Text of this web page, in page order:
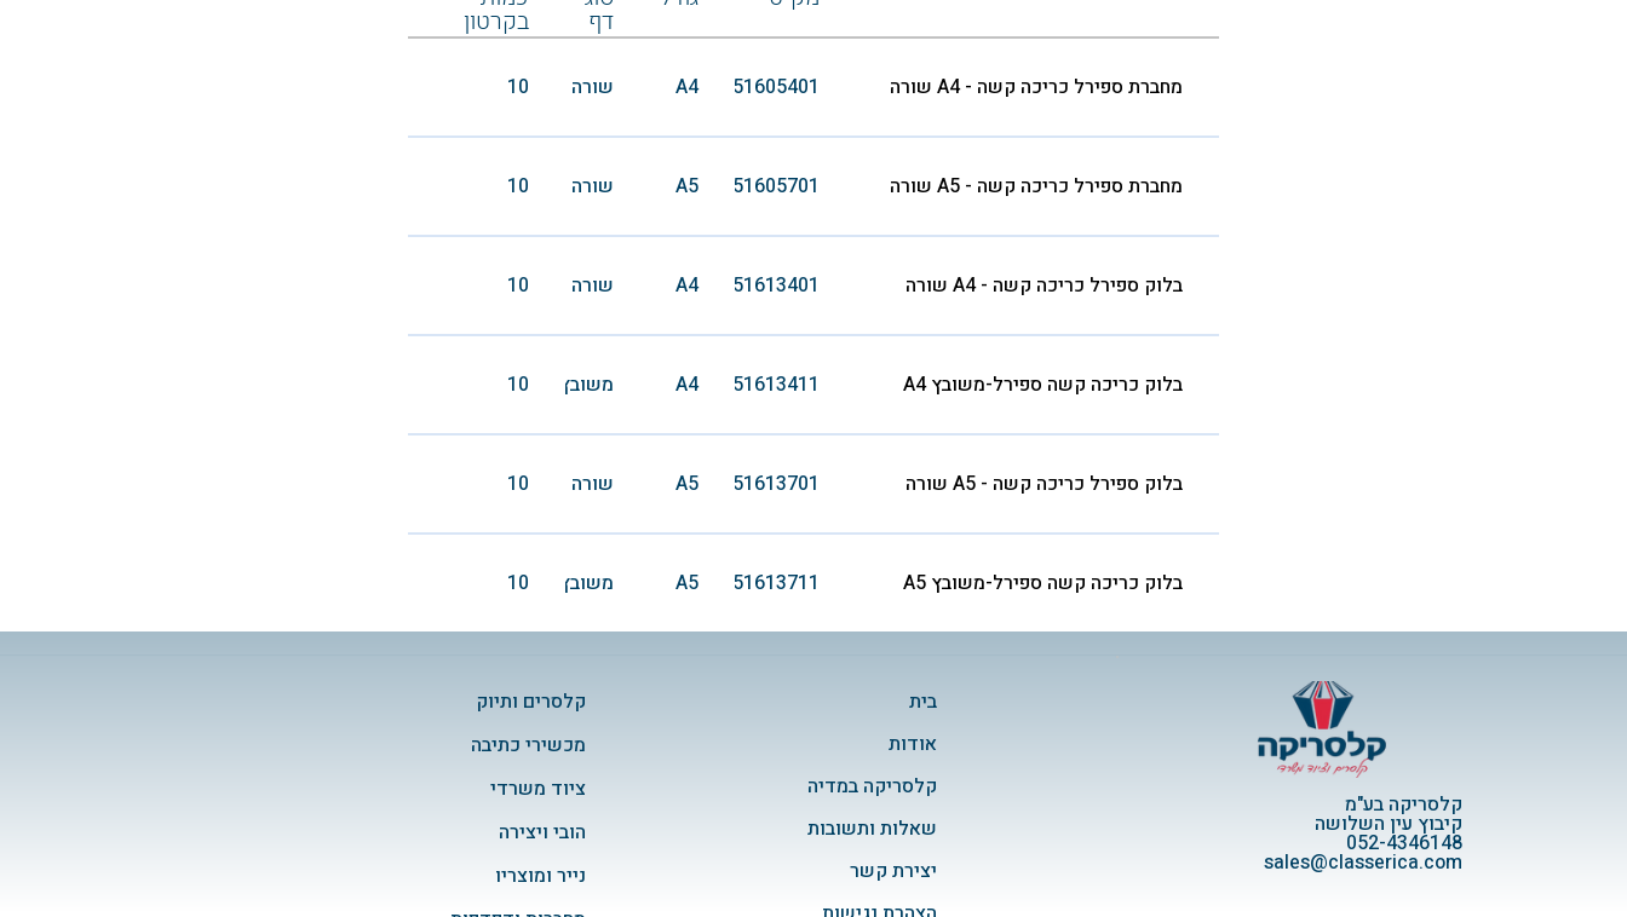
דף בקרטון
מחברת ספירל כריכה קשה - A4 שורה 51605401
A4 שורה 10
מחברת ספירל כריכה קשה - A5 שורה 51605701
A5 שורה 10
בלוק ספירל כריכה קשה - A4 שורה 51613401
A4 שורה 10
בלוק כריכה קשה ‏‏ספירל-משובץ A4 51613411
A4 משובץ 10
בלוק ספירל כריכה קשה - A5 שורה 51613701
A5 שורה 10
בלוק כריכה קשה ‏‏ספירל-משובץ A5 51613711
A5 משובץ 10
קלסרים ותיוק
מכשירי כתיבה
ציוד משרדי
הובי ויצירה
נייר ומוצריו
בית
אודות
קלסריקה במדיה
שאלות ותשובות
יצירת קשר
קלסריקה בע"מ
קיבוץ עין השלושה
052-4346148
sales@classerica.com